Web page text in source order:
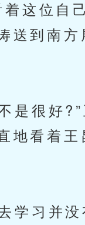
这位自
送到南
很好?”
地看着
习并没